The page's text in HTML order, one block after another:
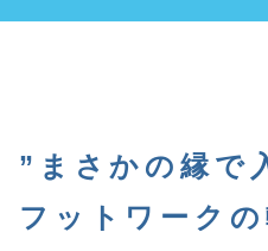
式
”まさかの縁で
フットワーク